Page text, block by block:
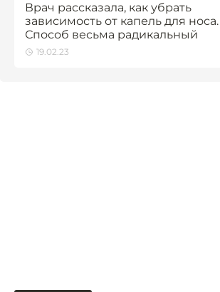
Врач рассказала, как убрать
зависимость от капель для носа.
Способ весьма радикальный
19.02.23